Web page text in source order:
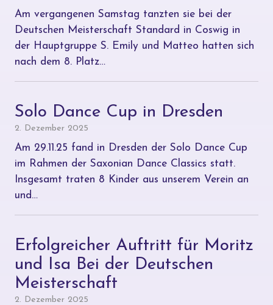
Am vergangenen Samstag tanzten sie bei der
Deutschen Meisterschaft Standard in Coswig in
der Hauptgruppe S. Emily und Matteo hatten sich
nach dem 8. Platz…
Solo Dance Cup in Dresden
2. Dezember 2025
Am 29.11.25 fand in Dresden der Solo Dance Cup
im Rahmen der Saxonian Dance Classics statt.
Insgesamt traten 8 Kinder aus unserem Verein an
und…
Erfolgreicher Auftritt für Moritz
und Isa Bei der Deutschen
Meisterschaft
2. Dezember 2025